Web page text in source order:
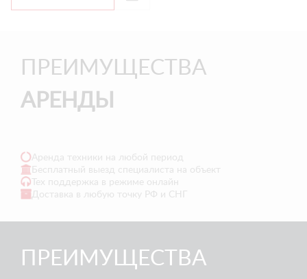
ПРЕИМУЩЕСТВА
АРЕНДЫ
Аренда техники на любой период
Бесплатный выезд специалиста на объект
Тех поддержка в режиме онлайн
Доставка в любую точку РФ и СНГ
ПРЕИМУЩЕСТВА